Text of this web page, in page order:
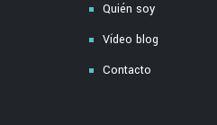
Quién soy
Vídeo blog
Contacto